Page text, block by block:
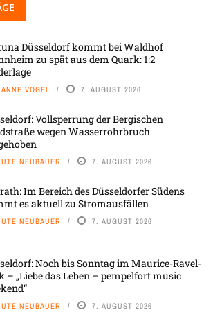
Düsseldorf kommt bei Waldhof
zu spät aus dem Quark: 1:2
ANNE VOGEL 7. AUGUST 2026
Vollsperrung der Bergischen
wegen Wasserrohrbruch
UTE NEUBAUER 7. AUGUST 2026
Im Bereich des Düsseldorfer Südens
es aktuell zu Stromausfällen
UTE NEUBAUER 7. AUGUST 2026
Noch bis Sonntag im Maurice-Ravel-
– „Liebe das Leben – pempelfort music
UTE NEUBAUER 7. AUGUST 2026